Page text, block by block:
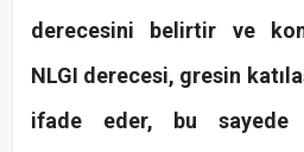
derecesini belirtir ve
NLGI derecesi, gresin
ifade eder, bu sayede